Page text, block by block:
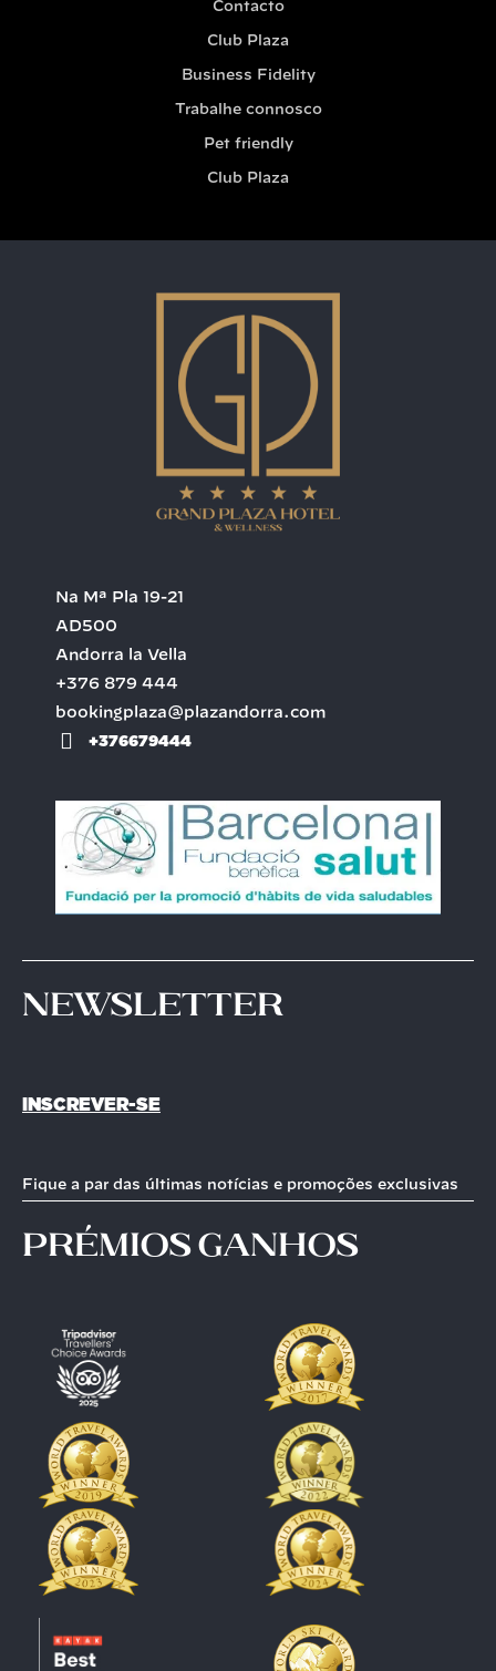
Contacto
Club Plaza
Business Fidelity
Trabalhe connosco
Pet friendly
Club Plaza
Na Mª Pla 19-21
AD500
Andorra la Vella
+376 879 444
bookingplaza@plazandorra.com
+376679444
Newsletter
INSCREVER-SE
Fique a par das últimas notícias e promoções exclusivas
prémios ganhos